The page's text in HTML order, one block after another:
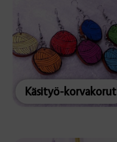
Käsityö-korvakorut